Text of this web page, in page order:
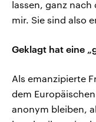
lassen, ganz
mir. Sie sind also
Geklagt hat eine
Als emanzipierte
dem
anonym bleiben,